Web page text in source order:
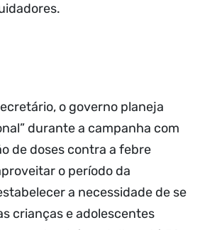
o governo planeja
durante a campanha com
de doses contra a febre
o período da
a necessidade de se
crianças e adolescentes